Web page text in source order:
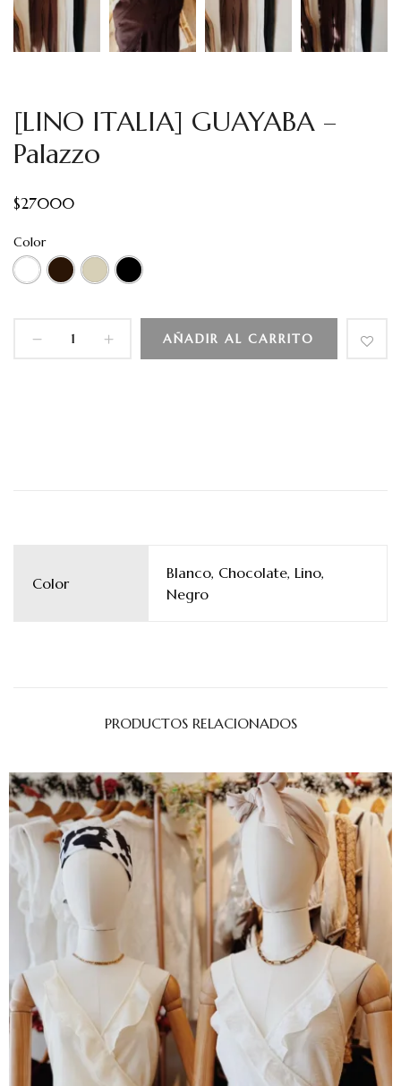
[LINO ITALIA] GUAYABA –
Palazzo
$27000
Color
AÑADIR AL CARRITO
Color
Blanco, Chocolate, Lino,
Negro
PRODUCTOS RELACIONADOS